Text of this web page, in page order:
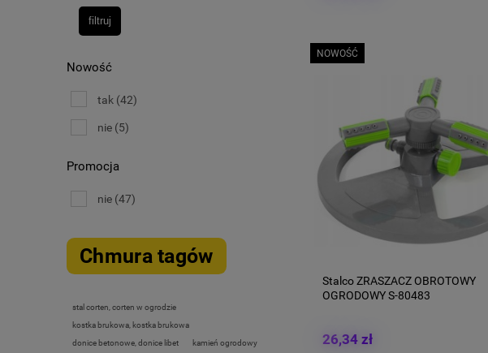
filtruj
Nowość
tak (42)
nie (5)
Promocja
nie (47)
Chmura tagów
stal corten, corten w ogrodzie
kostka brukowa, kostka brukowa
donice betonowe, donice libet
kamień ogrodowy
Stalco ZRASZACZ OBROTOWY
OGRODOWY S-80483
26,34 zł
NOWOŚĆ